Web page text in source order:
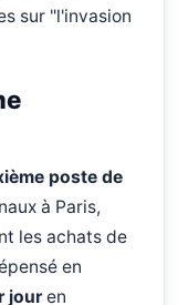
sur "l'invasion
poste de
à Paris,
les achats de
en
jouren